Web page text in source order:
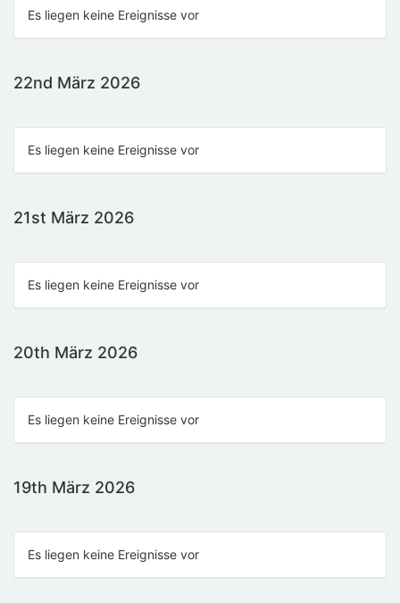
Es liegen keine Ereignisse vor
22nd März 2026
Es liegen keine Ereignisse vor
21st März 2026
Es liegen keine Ereignisse vor
20th März 2026
Es liegen keine Ereignisse vor
19th März 2026
Es liegen keine Ereignisse vor